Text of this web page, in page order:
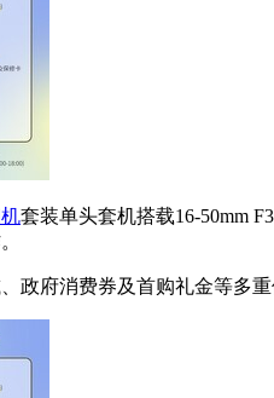
套装单头套机搭载16-50mm
政府消费券及首购礼金等多